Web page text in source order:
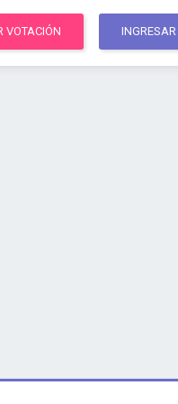
VOTACIÓN INGRESAR